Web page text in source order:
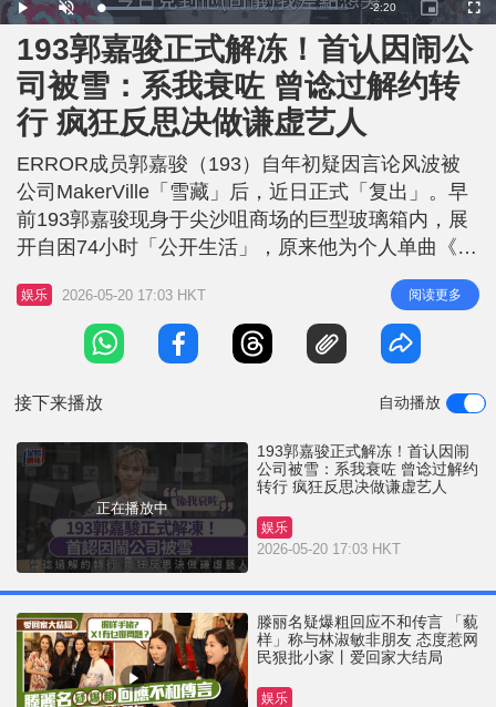
P
l
y
U
n
m
u
t
e
L
o
a
d
e
d
:
2
1
.
6
1
R
e
m
n
n
-2:20
P
i
c
t
u
e
-
c
t
e
F
u
193郭嘉骏正式解冻！首认因闹公
司被雪：系我衰咗 曾谂过解约转
行 疯狂反思决做谦虚艺人
ERROR成员郭嘉骏（193）自年初疑因言论风波被
公司MakerVille「雪藏」后，近日正式「复出」。早
前193郭嘉骏现身于尖沙咀商场的巨型玻璃箱内，展
开自困74小时「公开生活」，原来他为个人单曲《呆
等》宣传，现场有经理人、助手、化妆师及发型师跟
场。 193郭嘉骏认闹公司「衰咗」 经过四个月被公司
「雪藏」，今日（20日）193郭嘉骏于520大日子出
关，大批「老婆」到场支持。现场播放新歌MV期
娱乐 2026-05-20 17:03 HKT 阅读更多
接下来播放 自动播放
正在播放中
193郭嘉骏正式解冻！首认因闹
公司被雪：系我衰咗 曾谂过解约
转行 疯狂反思决做谦虚艺人
娱乐
2026-05-20 17:03 HKT
滕丽名疑爆粗回应不和传言 「藐
样」称与林淑敏非朋友 态度惹网
民狠批小家丨爱回家大结局
娱乐